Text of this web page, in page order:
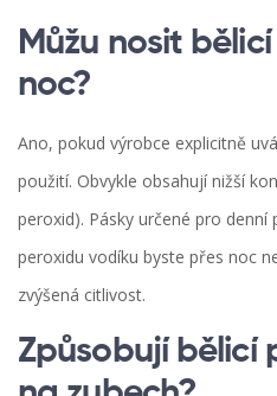
Můžu nosit
noc?
Ano, pokud výrobce explicitně
použití. Obvykle obsahují nižší
peroxid). Pásky určené pro
peroxidu vodíku byste přes noc
zvýšená citlivost.
Způsobují bělicí